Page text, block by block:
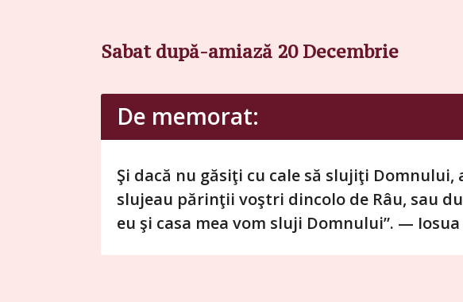
Sabat după-amiază 20 Decembrie
De memorat:
Şi dacă nu găsiţi cu cale să slujiţi
slujeau părinţii voştri dincolo de Râu, sau
eu şi casa mea vom sluji Domnului”. — Iosua